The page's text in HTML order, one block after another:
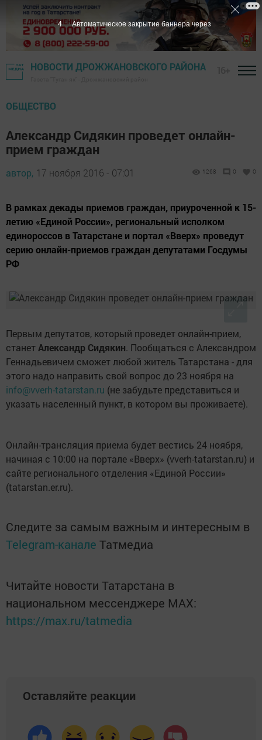
НОВОСТИ ДРОЖЖАНОВСКОГО РАЙОНА
ОБЩЕСТВО
Александр Сидякин проведет онлайн-
прием граждан
автор, 17 ноября 2016 - 07:01 1268 0 0
В рамках декады приемов граждан, приуроченной к 15-
летию «Единой России», региональный исполком
единороссов в Татарстане и портал «Вверх» проведут
серию онлайн-приемов граждан депутатами Госдумы
РФ
Первым депутатов, который проведет онлайн-прием,
станетАлександр Сидякин. Пообщаться с Александром
Геннадьевичем сможет любой житель Татарстана - для
этого надо направить свой вопрос до 23 ноября на
info@vverh-tatarstan.ru (не забудьте представиться и
указать населенный пункт, в котором вы проживаете).
Онлайн-трансляция приема будет вестись 24 ноября,
начиная с 10:00 на портале «Вверх» (vverh-tatarstan.ru) и
сайте регионального отделения «Единой России»
(tatarstan.er.ru).
Следите за самым важным и интересным в
Telegram-канале Татмедиа
Читайте новости Татарстана в
национальном мессенджере MАХ:
https://max.ru/tatmedia
Оставляйте реакции
3 Автоматическое закрытие баннера через